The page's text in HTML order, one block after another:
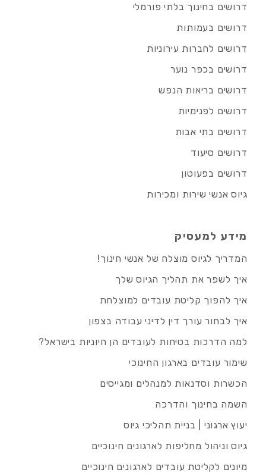
דרושים בחינוך בלתי פורמלי
דרושים בעמותות
דרושים לחברות עירוניות
דרושים בכפר נוער
דרושים בריאות הנפש
דרושים לפנימיות
דרושים בתי אבות
דרושים סיעוד
דרושים בפעוטון
גיוס אנשי שירות ומכירות
מידע למעסיק
המדריך לגיוס מוצלח של אנשי חינוך!
איך לשפר את תהליך הגיוס שלך
איך להפוך קליטת עובדים למוצלחת
איך לבחור עורך דין לדיני עבודה בצפון
למה הדרכות בטיחות לעובדים הן חיוניות בישראל?
שימור עובדים בארגון החינוכי
הכשרות וסדנאות למנהלים ומגייסים
השמה בחינוך והדרכה
יעוץ ארגוני | בניית תהליכי גיוס
גיוס וניהול מחליפות לארגונים חינוכיים
מיונים לקליטת עובדים לארגונים חינוכיים